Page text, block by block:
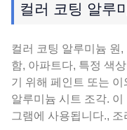
컬러 코팅 알루
컬러 코팅 알루미늄 원
함, 아파트다, 특정 색
기 위해 페인트 또는
알루미늄 시트 조각.
그램에 사용됩니다.,